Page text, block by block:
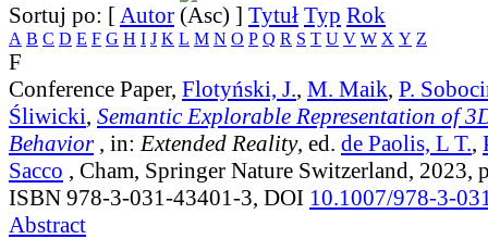
Sortuj po: [ Autor ] Tytuł Typ Rok
A B C D E F G H I J K L M N O P Q R S T U V W X Y Z
F
Conference Paper, Flotyński, J., M. Maik, P.
Śliwicki, Semantic Explorable Representation of
Behavior, in: Extended Reality, ed. de Paolis, L T.,
Sacco , Cham, Springer Nature Switzerland, 2023,
ISBN 978-3-031-43401-3, DOI 10.1007/978-3-
Abstract